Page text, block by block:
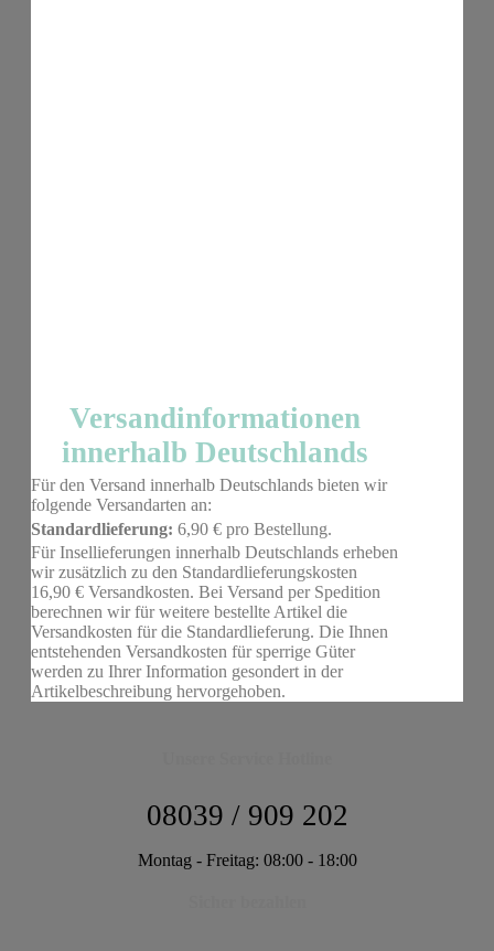
Versandinformationen
innerhalb Deutschlands
Für den Versand innerhalb Deutschlands bieten wir
folgende Versandarten an:
Standardlieferung: 6,90 € pro Bestellung.
Für Insellieferungen innerhalb Deutschlands erheben
wir zusätzlich zu den Standardlieferungskosten
16,90 € Versandkosten. Bei Versand per Spedition
berechnen wir für weitere bestellte Artikel die
Versandkosten für die Standardlieferung. Die Ihnen
entstehenden Versandkosten für sperrige Güter
werden zu Ihrer Information gesondert in der
Artikelbeschreibung hervorgehoben.
08039 / 909 202
Montag - Freitag: 08:00 - 18:00